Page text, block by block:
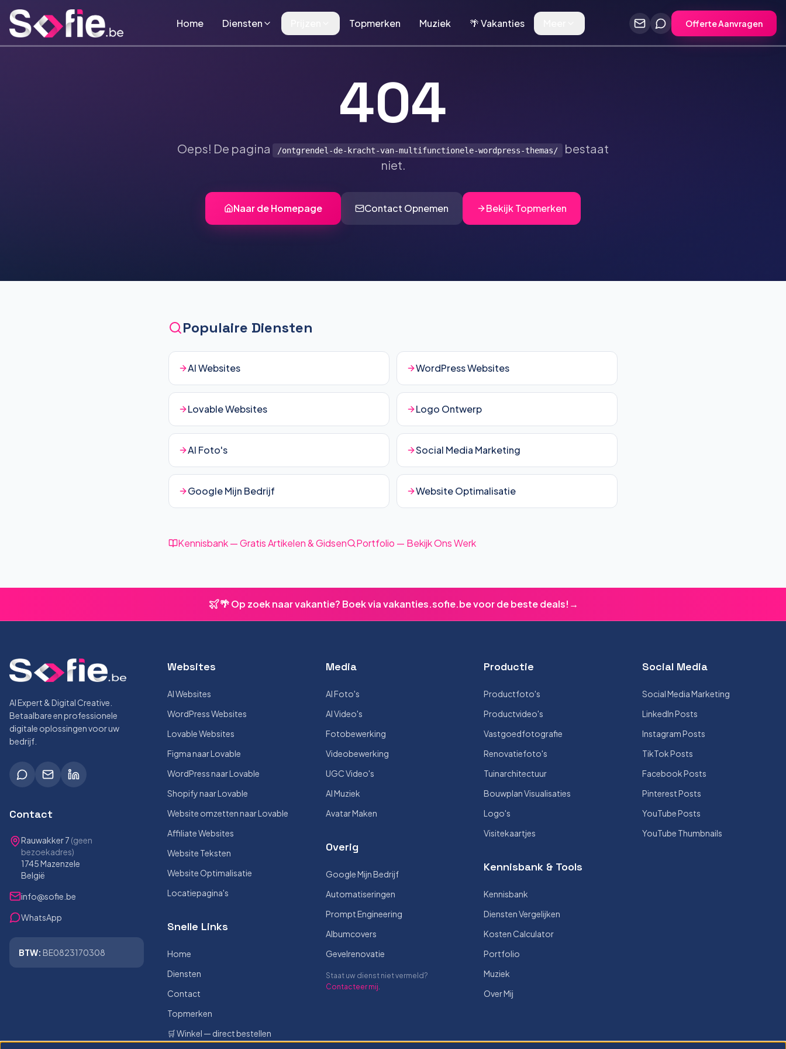
Home
Diensten Topmerken Muziek 🌴 Vakanties Offerte Aanvragen
404
Oeps! De pagina /ontgrendel-de-kracht-van-multifunctionele-wordpress-themas/
bestaat
niet.
Naar de Homepage Contact Opnemen Bekijk Topmerken
Populaire Diensten
AI Websites WordPress Websites
Lovable Websites Logo Ontwerp
AI Foto's Social Media Marketing
Google Mijn Bedrijf Website Optimalisatie
Kennisbank — Gratis Artikelen & Gidsen Portfolio — Bekijk Ons Werk
🌴 Op zoek naar vakantie? Boek via vakanties.sofie.be voor de beste deals! →
AI Expert & Digital Creative.
Betaalbare en professionele
digitale oplossingen voor uw
bedrijf.
Contact
Rauwakker 7 (geen
bezoekadres)
1745 Mazenzele
België
info@sofie.be
WhatsApp
BTW: BE0823170308
Websites
AI Websites
WordPress Websites
Lovable Websites
Figma naar Lovable
WordPress naar Lovable
Shopify naar Lovable
Website omzetten naar Lovable
Affiliate Websites
Website Teksten
Website Optimalisatie
Locatiepagina's
Snelle Links
Home
Diensten
Contact
Topmerken
🛒 Winkel — direct bestellen
Media
AI Foto's
AI Video's
Fotobewerking
Videobewerking
UGC Video's
AI Muziek
Avatar Maken
Overig
Google Mijn Bedrijf
Automatiseringen
Prompt Engineering
Albumcovers
Gevelrenovatie
Staat uw dienst niet vermeld?
Contacteer mij.
Productie
Productfoto's
Productvideo's
Vastgoedfotografie
Renovatiefoto's
Tuinarchitectuur
Bouwplan Visualisaties
Logo's
Visitekaartjes
Kennisbank & Tools
Kennisbank
Diensten Vergelijken
Kosten Calculator
Portfolio
Muziek
Over Mij
Social Media
Social Media Marketing
LinkedIn Posts
Instagram Posts
TikTok Posts
Facebook Posts
Pinterest Posts
YouTube Posts
YouTube Thumbnails